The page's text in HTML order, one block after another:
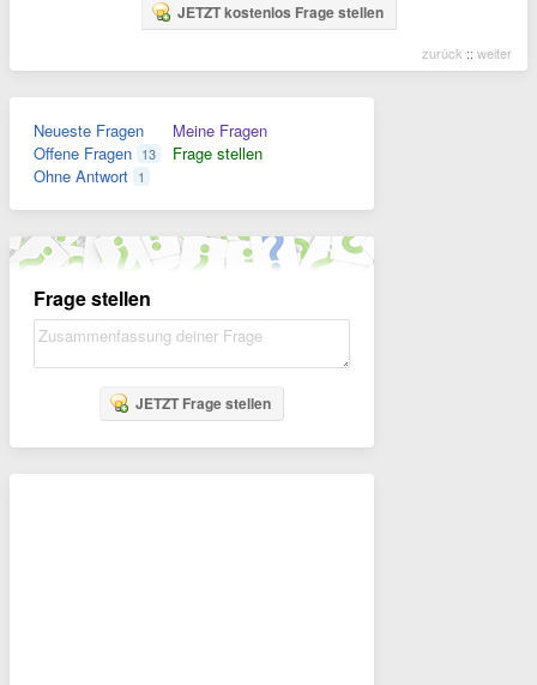
JETZT kostenlos Frage stellen
zurück :: weiter
Neueste Fragen
Offene Fragen 13
Ohne Antwort 1
Meine Fragen
Frage stellen
Frage stellen
JETZT Frage stellen